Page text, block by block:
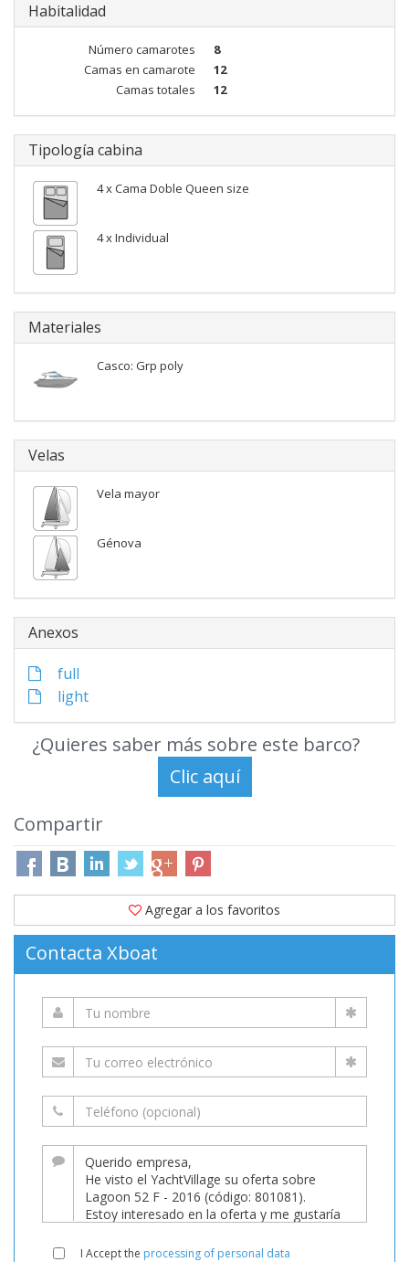
Habitalidad
Número camarotes
8
Camas en camarote
12
Camas totales
12
Tipología cabina
4 x Cama Doble Queen size
4 x Individual
Materiales
Casco: Grp poly
Velas
Vela mayor
Génova
Anexos
full
light
¿Quieres saber más sobre este barco?
Compartir
Agregar a los favoritos
Contacta Xboat
I Accept the processing of personal data